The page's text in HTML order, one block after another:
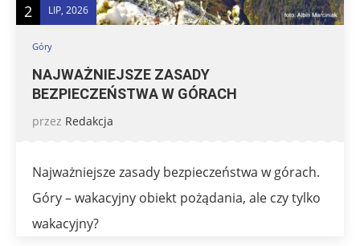
2 LIP, 2026
Góry
NAJWAŻNIEJSZE ZASADY
BEZPIECZEŃSTWA W GÓRACH
przez Redakcja
Najważniejsze zasady bezpieczeństwa w górach.
Góry – wakacyjny obiekt pożądania, ale czy tylko
wakacyjny?